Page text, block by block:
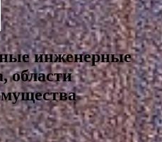
инженерные
области